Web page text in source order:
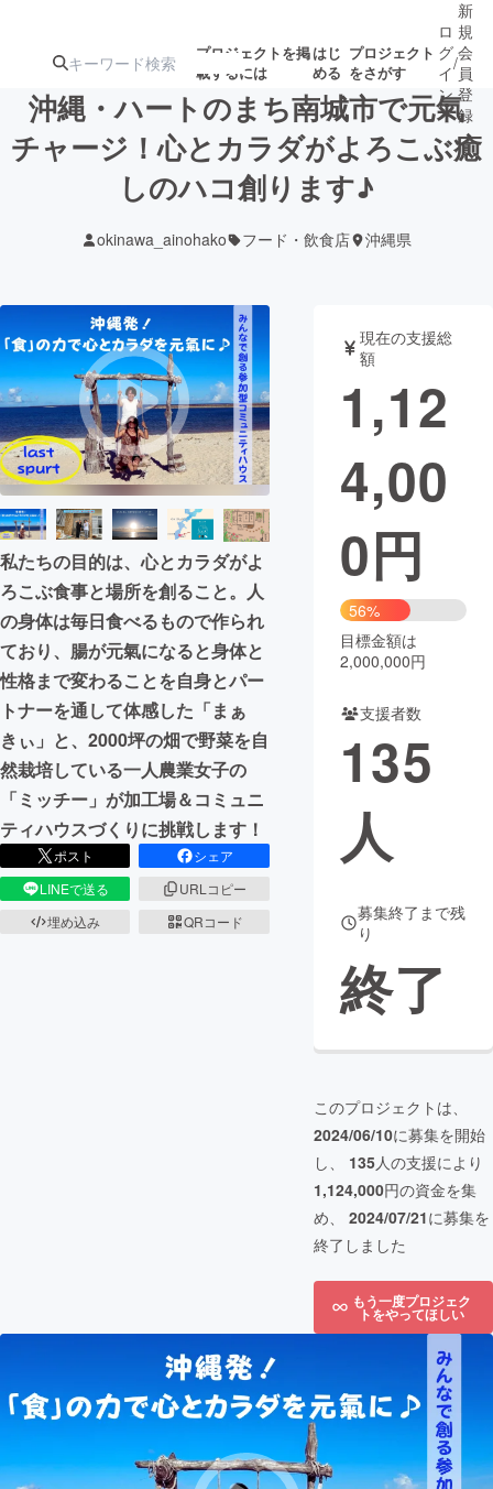
プロジェクトを掲
載するには
はじ
める
プロジェクト
をさがす
注目のリ 注目の新着プロ
募集終了が近いプ
ロジェクト
テクノロジー・ガジェット
映像・映画 書籍・雑誌
ビジネス・起業 チャレンジ
まちづくり・地域活性化
CAMPFIRE for Social Good
CAMPFIRE Creation
CAMPFIREふるさと納税 machi-ya コミュニティ
ロ
グ
イ
ン
/
新
規
会
員
登
録
沖縄・ハートのまち南城市で元氣
チャージ！心とカラダがよろこぶ癒
しのハコ創ります♪
okinawa_ainohako フード・飲食店 沖縄県
私たちの目的は、心とカラダがよ
ろこぶ食事と場所を創ること。人
の身体は毎日食べるもので作られ
ており、腸が元氣になると身体と
性格まで変わることを自身とパー
トナーを通して体感した「まぁ
きぃ」と、2000坪の畑で野菜を自
然栽培している一人農業女子の
「ミッチー」が加工場＆コミュニ
ティハウスづくりに挑戦します！
ポスト
シェア
LINEで送る
URLコピー
埋め込み
QRコード
現在の支援総
額
1,12
4,00
0円
56%
目標金額は
2,000,000円
支援者数
135
人
募集終了まで残
り
終了
このプロジェクトは、
2024/06/10に募集を開始
し、 135人の支援により
1,124,000円の資金を集
め、 2024/07/21に募集を
終了しました
もう一度プロジェク
トをやってほしい